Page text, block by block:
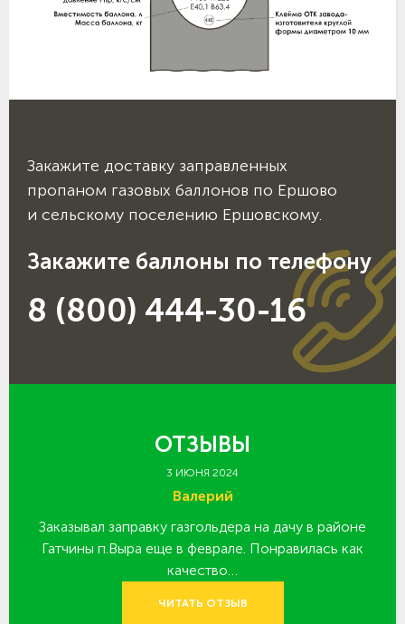
Закажите доставку заправленных
пропаном газовых баллонов по Ершово
и сельскому поселению Ершовскому.
Закажите баллоны по телефону
8 (800) 444-30-16
ОТЗЫВЫ
3 ИЮНЯ 2024
Валерий
Заказывал заправку газгольдера на дачу в районе
Гатчины п.Выра еще в феврале. Понравилась как
качество…
ЧИТАТЬ ОТЗЫВ